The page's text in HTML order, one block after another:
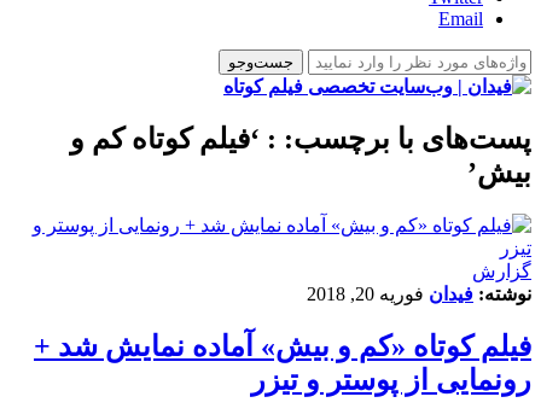
Email
پست‌های با برچسب: : ‘فیلم کوتاه کم و
بیش’
گزارش
نوشته: فیدان فوریه 20, 2018
فیلم کوتاه «کم و بیش» آماده نمایش شد +
رونمایی از پوستر و تیزر